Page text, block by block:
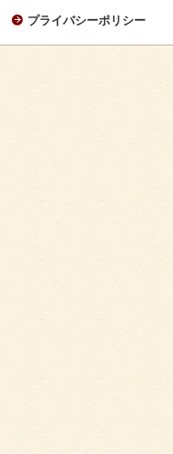
プライバシーポリシー